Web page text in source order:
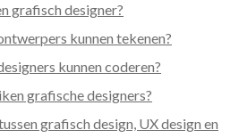
grafisch designer?
kunnen tekenen?
kunnen coderen?
grafische designers?
grafisch design, UX design en